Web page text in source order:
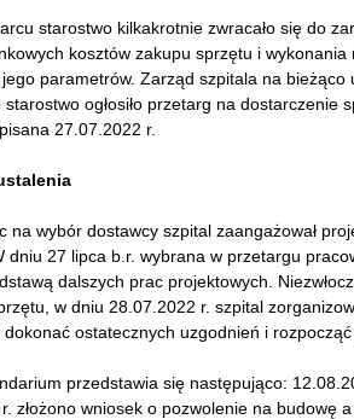
starostwo kilkakrotnie zwracało się do
kosztów zakupu sprzętu i
parametrów. Zarząd szpitala na bieżąco
starostwo ogłosiło przetarg na
27.07.2022 r.
na wybór dostawcy szpital zaangażował
dniu 27 lipca b.r. wybrana w przetargu
dalszych prac projektowych.
w dniu 28.07.2022 r. szpital
ostatecznych uzgodnień i
przedstawia się następująco:
złożono wniosek o pozwolenie na budowę